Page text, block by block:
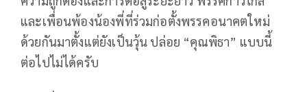
และเพื่อนพ้องน้องพี่ที่ร่วมก่อตั้งพรรคอนาคตใหม่
ด้วยกันมาตั้งแต่ยังเป็นวุ้น ปล่อย “คุณพิธา” แบบนี้
ต่อไปไม่ได้ครับ